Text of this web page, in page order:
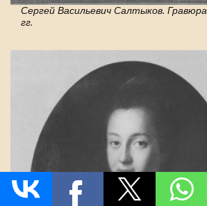
Сергей Васильевич Салтыков.
гг.